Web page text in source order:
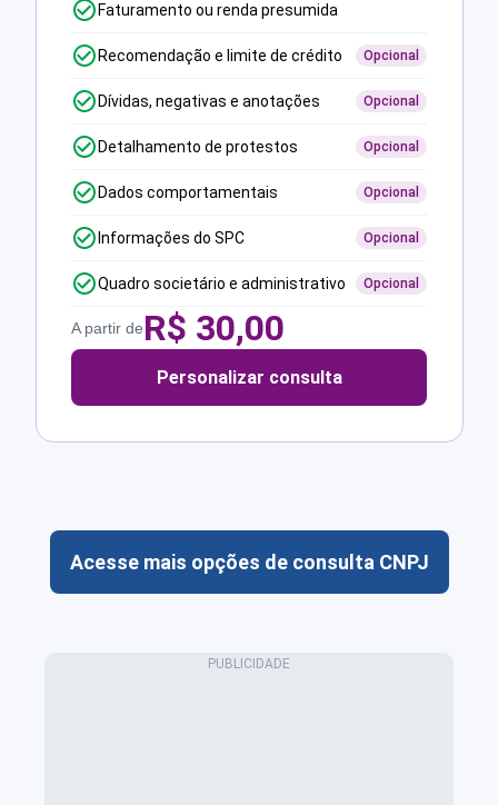
Faturamento ou renda presumida
Recomendação e limite de crédito Opcional
Dívidas, negativas e anotações Opcional
Detalhamento de protestos Opcional
Dados comportamentais Opcional
Informações do SPC Opcional
Quadro societário e administrativo Opcional
A partir deR$ 30,00
Personalizar consulta
Acesse mais opções de consulta CNPJ